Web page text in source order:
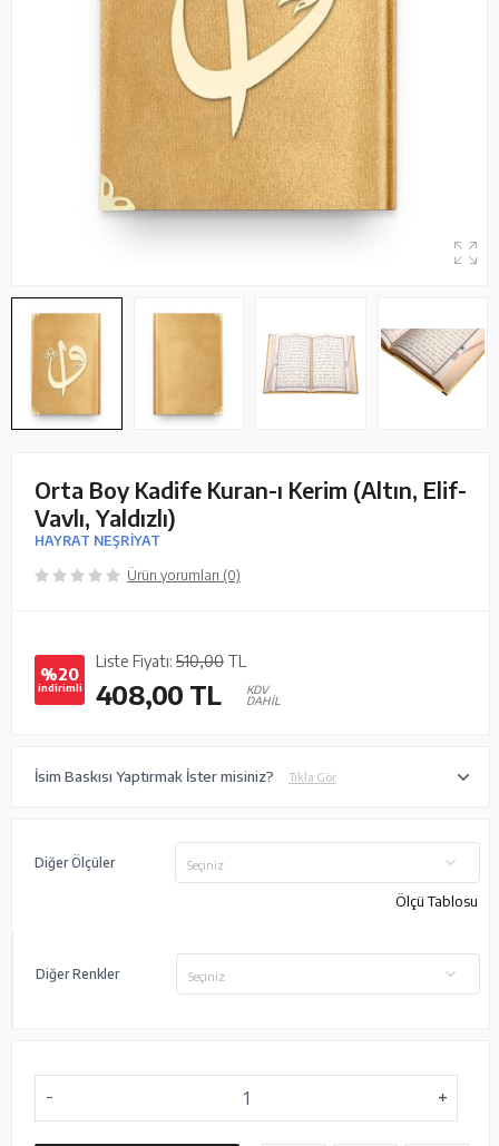
Orta Boy Kadife Kuran-ı Kerim (Altın, Elif-
Vavlı, Yaldızlı)
HAYRAT NEŞRİYAT
Ürün yorumları (0)
%20
indirimli
Liste Fiyatı: 510,00 TL
408,00 TL
KDV
DAHİL
İsim Baskısı Yaptırmak İster misiniz? Tıkla Gör
Diğer Ölçüler Seçiniz
Ölçü Tablosu
Diğer Renkler Seçiniz